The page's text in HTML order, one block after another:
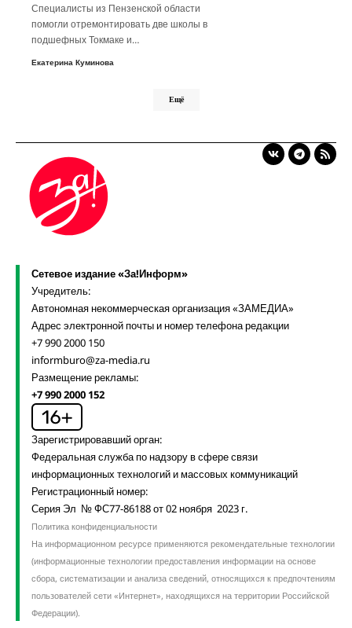
Специалисты из Пензенской области
помогли отремонтировать две школы в
подшефных Токмаке и…
Екатерина Куминова
Ещё
Сетевое издание «За!Информ»
Учредитель:
Автономная некоммерческая организация «ЗАМЕДИА»
Адрес электронной почты и номер телефона редакции
+7 990 2000 150
informburo@za-media.ru
Размещение рекламы:
+7 990 2000 152
Зарегистрировавший орган:
Федеральная служба по надзору в сфере связи
информационных технологий и массовых коммуникаций
Регистрационный номер:
Серия Эл № ФС77-86188 от 02 ноября 2023 г.
Политика конфиденциальности
На информационном ресурсе применяются рекомендательные технологии
(информационные технологии предоставления информации на основе
сбора, систематизации и анализа сведений, относящихся к предпочтениям
пользователей сети «Интернет», находящихся на территории Российской
Федерации).